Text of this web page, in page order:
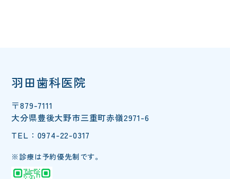
羽田歯科医院
〒879-7111
大分県豊後大野市三重町赤嶺2971-6
TEL：0974-22-0317
※診療は予約優先制です。